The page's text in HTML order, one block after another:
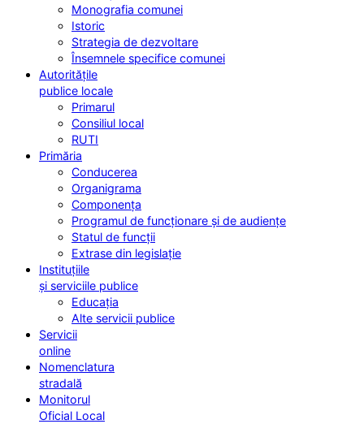
Monografia comunei
Istoric
Strategia de dezvoltare
Însemnele specifice comunei
Autoritățile
publice locale
Primarul
Consiliul local
RUTI
Primăria
Conducerea
Organigrama
Componența
Programul de funcționare și de audiențe
Statul de funcții
Extrase din legislație
Instituțiile
și serviciile publice
Educația
Alte servicii publice
Servicii
online
Nomenclatura
stradală
Monitorul
Oficial Local